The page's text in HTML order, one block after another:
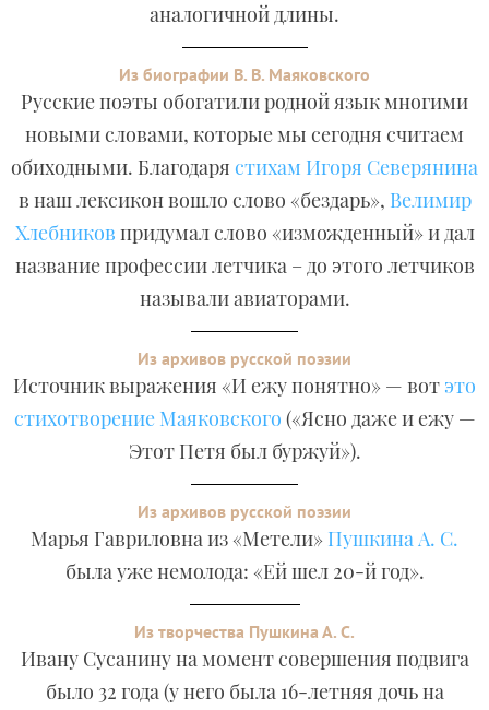
аналогичной длины.
Из биографии В. В. Маяковского
Русские поэты обогатили родной язык многими
новыми словами, которые мы сегодня считаем
обиходными. Благодаря стихам Игоря Северянина
в наш лексикон вошло слово «бездарь», Велимир
Хлебников придумал слово «изможденный» и дал
название профессии летчика – до этого летчиков
называли авиаторами.
Из архивов русской поэзии
Источник выражения «И ежу понятно» — вот это
стихотворение Маяковского («Ясно даже и ежу —
Этот Петя был буржуй»).
Из архивов русской поэзии
Марья Гавриловна из «Метели» Пушкина А. С.
была уже немолода: «Ей шел 20-й год».
Из творчества Пушкина А. С.
Ивану Сусанину на момент совершения подвига
было 32 года (у него была 16-летняя дочь на